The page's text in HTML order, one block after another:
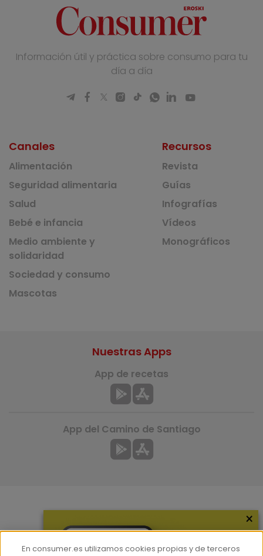
Información útil y práctica sobre consumo para tu
día a día
Canales
Alimentación
Seguridad alimentaria
Salud
Bebé e infancia
Medio ambiente y
solidaridad
Sociedad y consumo
Mascotas
Recursos
Revista
Guías
Infografías
Vídeos
Monográficos
Nuestras Apps
App de recetas
App del Camino de Santiago
×
En consumer.es utilizamos cookies propias y de terceros